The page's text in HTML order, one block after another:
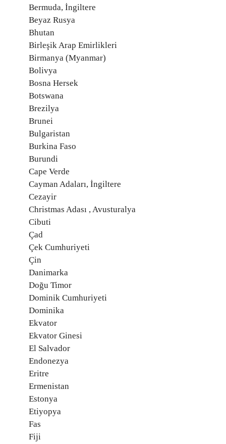
Bermuda, İngiltere
Beyaz Rusya
Bhutan
Birleşik Arap Emirlikleri
Birmanya (Myanmar)
Bolivya
Bosna Hersek
Botswana
Brezilya
Brunei
Bulgaristan
Burkina Faso
Burundi
Cape Verde
Cayman Adaları, İngiltere
Cezayir
Christmas Adası , Avusturalya
Cibuti
Çad
Çek Cumhuriyeti
Çin
Danimarka
Doğu Timor
Dominik Cumhuriyeti
Dominika
Ekvator
Ekvator Ginesi
El Salvador
Endonezya
Eritre
Ermenistan
Estonya
Etiyopya
Fas
Fiji